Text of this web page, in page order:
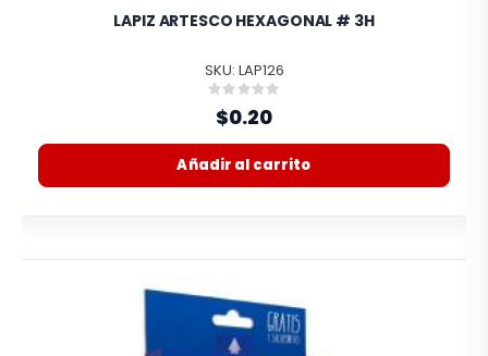
LAPIZ ARTESCO HEXAGONAL # 3H
SKU: LAP126
Rating:
0%
$0.20
Añadir al carrito